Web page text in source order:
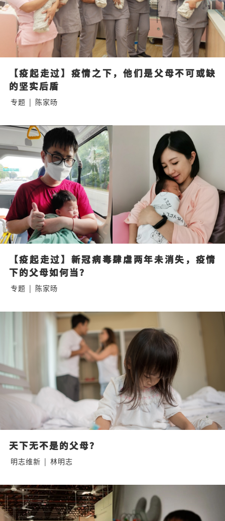
【疫起走过】疫情之下，他们是父母不可或缺
的坚实后盾
专题 | 陈家旸
【疫起走过】新冠病毒肆虐两年未消失，疫情
下的父母如何当？
专题 | 陈家旸
天下无不是的父母？
明志维新 | 林明志